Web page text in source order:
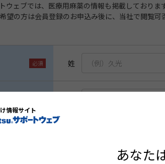
ウェブでは、医療用麻薬の情報も掲載しており
望の方は会員登録のお申込み後に、当社で閲覧
姓
情報サイト
あなた